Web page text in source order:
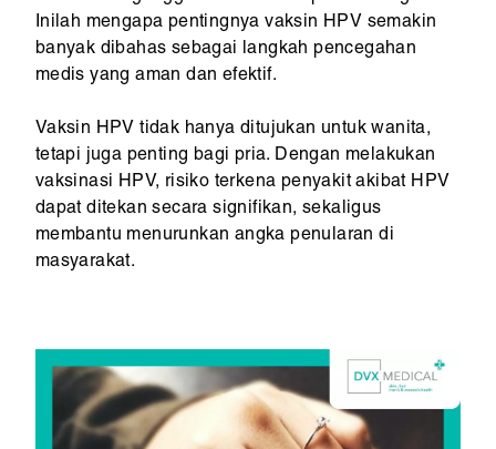
Inilah mengapa pentingnya vaksin HPV semakin
banyak dibahas sebagai langkah pencegahan
medis yang aman dan efektif.
Vaksin HPV tidak hanya ditujukan untuk wanita,
tetapi juga penting bagi pria. Dengan melakukan
vaksinasi HPV, risiko terkena penyakit akibat HPV
dapat ditekan secara signifikan, sekaligus
membantu menurunkan angka penularan di
masyarakat.